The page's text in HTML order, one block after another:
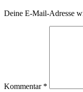
Deine E-Mail-Adresse
Kommentar *